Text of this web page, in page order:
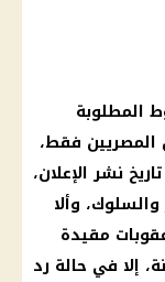
المطلوبة
المصريين فقط،
40 سنة في تاريخ نشر الإعلان،
وألا
مقيدة
إلا في حالة رد